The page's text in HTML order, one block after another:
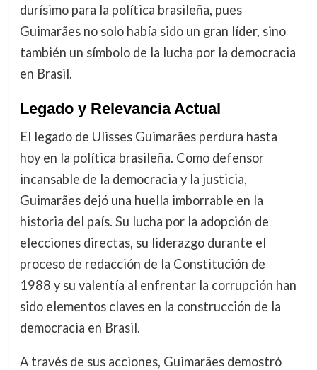
durísimo para la política brasileña, pues
Guimarães no solo había sido un gran líder, sino
también un símbolo de la lucha por la democracia
en Brasil.
Legado y Relevancia Actual
El legado de Ulisses Guimarães perdura hasta
hoy en la política brasileña. Como defensor
incansable de la democracia y la justicia,
Guimarães dejó una huella imborrable en la
historia del país. Su lucha por la adopción de
elecciones directas, su liderazgo durante el
proceso de redacción de la Constitución de
1988 y su valentía al enfrentar la corrupción han
sido elementos claves en la construcción de la
democracia en Brasil.
A través de sus acciones, Guimarães demostró